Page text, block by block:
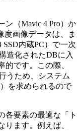
ン（Mavic 4 Pro）か
度画像データは、ま
内蔵PC）で一次
造化されたDBに入
です。この際、
うため、システム
を求められるので
各要素の最適な「ト
ります。例えば、